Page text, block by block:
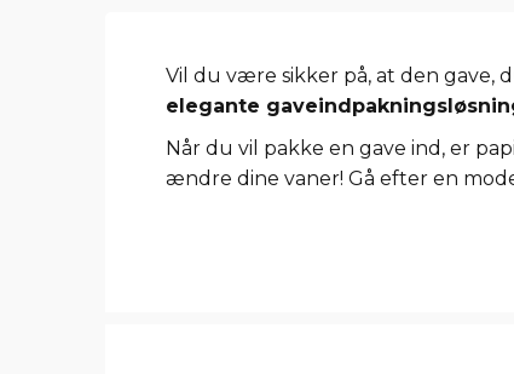
Vil du være sikker på, at den gave,
elegante
Når du vil pakke en gave ind, er
ændre dine vaner! Gå efter en